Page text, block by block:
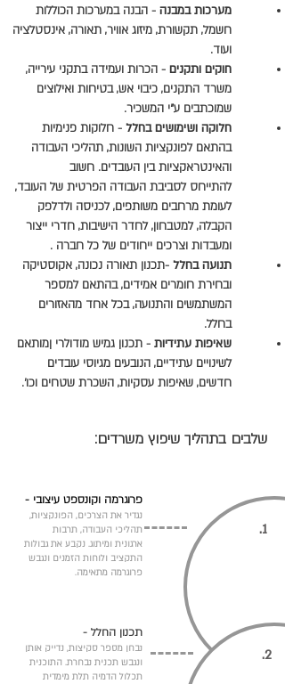
מערכות במבנה - הבנה במערכות הכוללות
חשמל, תקשורת, מיזוג אוויר, תאורה, אינסטלציה
ועוד.
חוקים ותקנים - הכרות ועמידה בתקני עירייה,
משרד התקנים, כיבוי אש, בטיחות ואילוצים
שמוכתבים ע"י המשכיר.
חלוקה ושימושים בחלל - חלוקות פנימיות
בהתאם לפונקציות השונות, תהליכי העבודה
והאינטראקציות בין העובדים. חשוב
להתייחס לסביבת העבודה הפרטית של העובד,
לעומת מרחבים משותפים, לכניסה ולדלפק
הקבלה, למטבחון, לחדר הישיבות, חדרי ייצור
ומעבדות וצרכים ייחודים של כל חברה .
תנועה בחלל -תכנון תאורה נכונה, אקוסטיקה
ובחירת חומרים אמידים, בהתאם למספר
המשתמשים והתנועה, בכל אחד מהאזורים
בחלל.
שאיפות עתידיות - תכנון גמיש מודולרי ןמותאם
לשינויים עתידיים, הנובעים מגיוסי עובדים
חדשים, שאיפות עסקיות, השכרת שטחים וכו'.
שלבים בתהליך שיפוץ משרדים:
פרוגרמה וקונספט עיצובי -
נגדיר את הצרכים, הפונקציות,
תהליכי העבודה, תרבות
ארגונית ומיתוג. נקבע את גבולות
התקציב ולוחות הזמנים ונגבש
פרוגרמה מתאימה.
תכנון החלל -
נבחן מספר סקיצות, נדייק אותן
ונגבש תכנית נבחרת. התוכנית
תכלול הדמיה תלת מימדית
1.
2.